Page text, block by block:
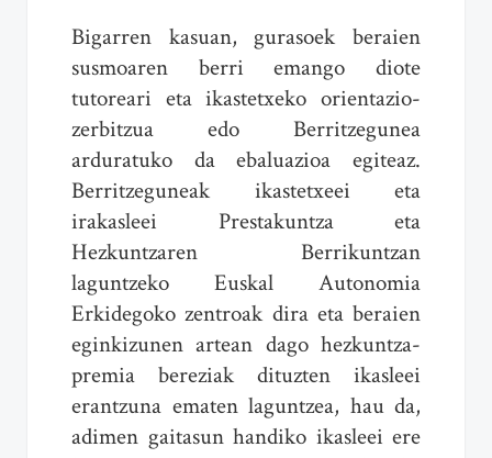
Bigarren kasuan, gurasoek beraien
susmoaren berri emango diote
tutoreari eta ikastetxeko orientazio-
zerbitzua edo Berritzegunea
arduratuko da ebaluazioa egiteaz.
Berritzeguneak ikastetxeei eta
irakasleei Prestakuntza eta
Hezkuntzaren Berrikuntzan
laguntzeko Euskal Autonomia
Erkidegoko zentroak dira eta beraien
eginkizunen artean dago hezkuntza-
premia bereziak dituzten ikasleei
erantzuna ematen laguntzea, hau da,
adimen gaitasun handiko ikasleei ere